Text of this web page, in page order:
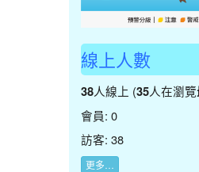
線上人數
38人線上 (35人在瀏覽
會員: 0
訪客: 38
更多…